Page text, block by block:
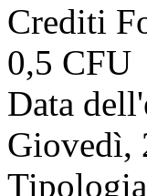
Crediti
0,5 CFU
Data
Giovedì,